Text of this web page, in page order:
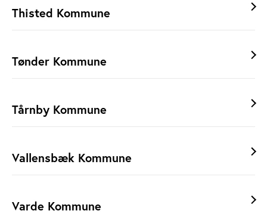
Thisted Kommune
Tønder Kommune
Tårnby Kommune
Vallensbæk Kommune
Varde Kommune